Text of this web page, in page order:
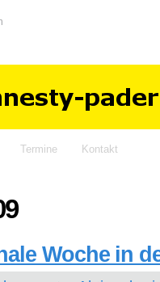
Termine Kontakt
Woche in